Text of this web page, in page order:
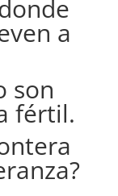
a
son
fértil.